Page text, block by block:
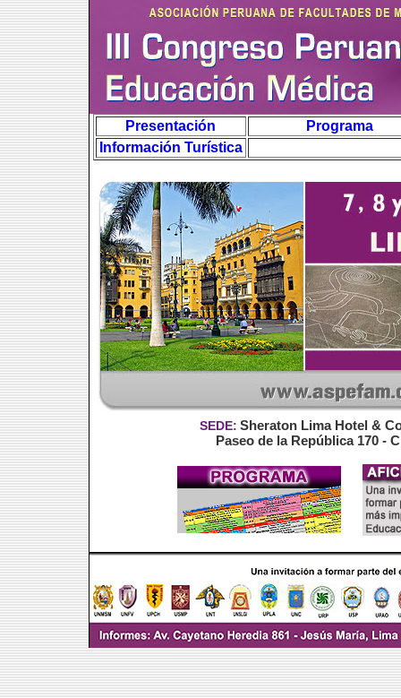
Presentación
Programa
Información Turística
SEDE: Sheraton Lima Hotel &
Paseo de la República 170 -